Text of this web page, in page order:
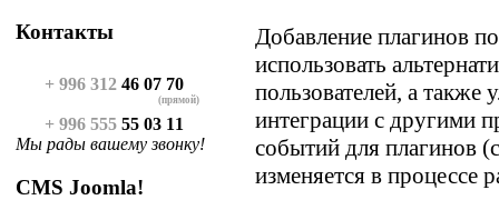
Контакты
+ 996 312 46 07 70
(прямой)
+ 996 555 55 03 11
Мы рады вашему звонку!
CMS Joomla!
Добавление плагинов
использовать
пользователей, а
интеграции с другими
событий для плагинов
изменяется в процессе